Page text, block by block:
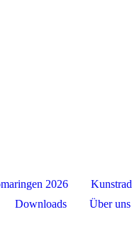
2026 Kunstrad
Downloads Über uns